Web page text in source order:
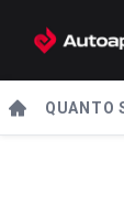
QUANTO